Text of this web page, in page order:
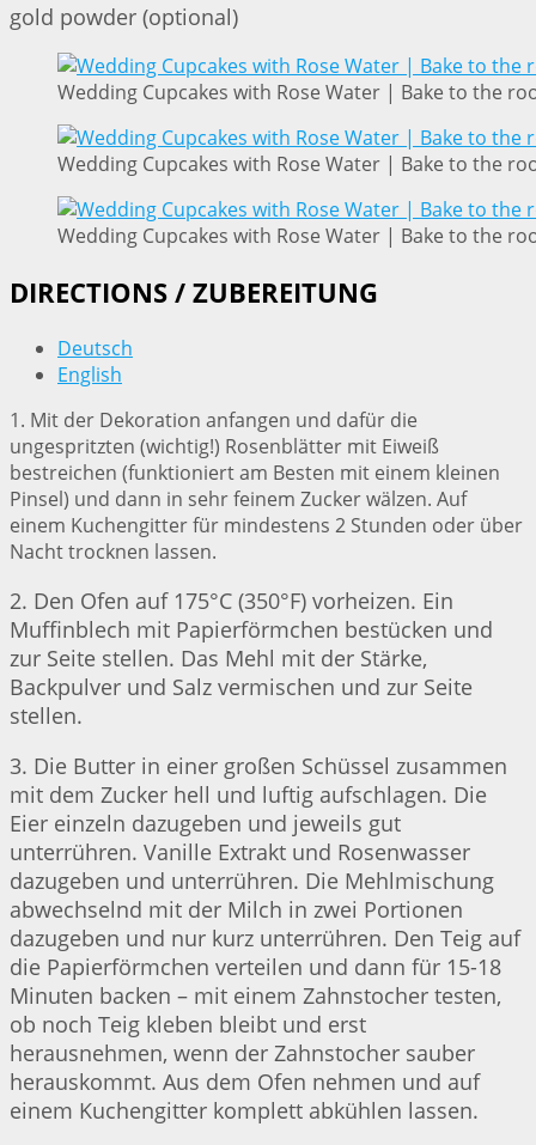
gold powder (optional)
Wedding Cupcakes with Rose Water | Bake to the
Wedding Cupcakes with Rose Water | Bake to the
Wedding Cupcakes with Rose Water | Bake to the
DIRECTIONS / ZUBEREITUNG
Deutsch
English
1. Mit der Dekoration anfangen und dafür die
ungespritzten (wichtig!) Rosenblätter mit Eiweiß
bestreichen (funktioniert am Besten mit einem kleinen
Pinsel) und dann in sehr feinem Zucker wälzen. Auf
einem Kuchengitter für mindestens 2 Stunden oder über
Nacht trocknen lassen.
2. Den Ofen auf 175°C (350°F) vorheizen. Ein
Muffinblech mit Papierförmchen bestücken und
zur Seite stellen. Das Mehl mit der Stärke,
Backpulver und Salz vermischen und zur Seite
stellen.
3. Die Butter in einer großen Schüssel zusammen
mit dem Zucker hell und luftig aufschlagen. Die
Eier einzeln dazugeben und jeweils gut
unterrühren. Vanille Extrakt und Rosenwasser
dazugeben und unterrühren. Die Mehlmischung
abwechselnd mit der Milch in zwei Portionen
dazugeben und nur kurz unterrühren. Den Teig auf
die Papierförmchen verteilen und dann für 15-18
Minuten backen – mit einem Zahnstocher testen,
ob noch Teig kleben bleibt und erst
herausnehmen, wenn der Zahnstocher sauber
herauskommt. Aus dem Ofen nehmen und auf
einem Kuchengitter komplett abkühlen lassen.